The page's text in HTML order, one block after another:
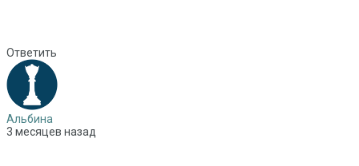
Ответить
Альбина
3 месяцев назад